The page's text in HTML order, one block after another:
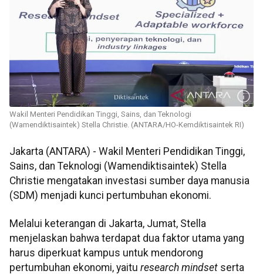
Wakil Menteri Pendidikan Tinggi, Sains, dan Teknologi
(Wamendiktisaintek) Stella Christie. (ANTARA/HO-Kemdiktisaintek RI)
Jakarta (ANTARA) - Wakil Menteri Pendidikan Tinggi,
Sains, dan Teknologi (Wamendiktisaintek) Stella
Christie mengatakan investasi sumber daya manusia
(SDM) menjadi kunci pertumbuhan ekonomi.
Melalui keterangan di Jakarta, Jumat, Stella
menjelaskan bahwa terdapat dua faktor utama yang
harus diperkuat kampus untuk mendorong
pertumbuhan ekonomi, yaitu research mindset serta